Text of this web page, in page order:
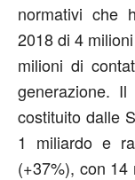
normativi che
2018 di 4
milioni di
generazione.
costituito dalle
1 miliardo e
(+37%), con 14